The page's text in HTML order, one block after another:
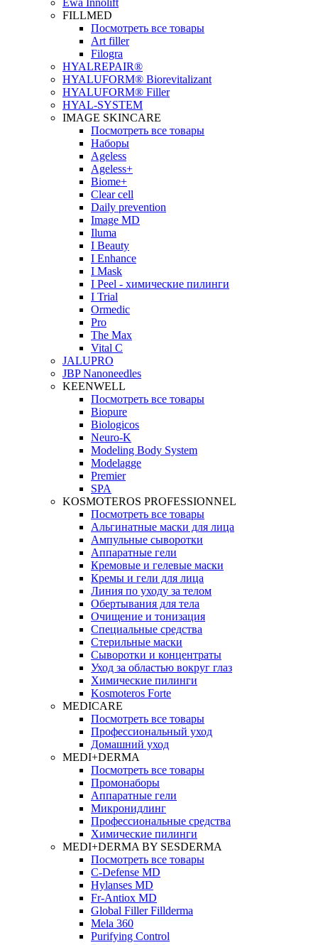
Ewa Innolift
FILLMED
Посмотреть все товары
Art filler
Filogra
НYALREPAIR®
HYALUFORM® Biorevitalizant
HYALUFORM® Filler
HYAL-SYSTEM
IMAGE SKINCARE
Посмотреть все товары
Наборы
Ageless
Ageless+
Biome+
Clear cell
Daily prevention
Image MD
Iluma
I Beauty
I Enhance
I Mask
I Peel - химические пилинги
I Trial
Ormedic
Pro
The Max
Vital C
JALUPRO
JBP Nanoneedles
KEENWELL
Посмотреть все товары
Biopure
Biologicos
Neuro‑K
Modeling Body System
Modelagge
Premier
SPA
KOSMOTEROS PROFESSIONNEL
Посмотреть все товары
Альгинатные маски для лица
Ампульные сыворотки
Аппаратные гели
Кремовые и гелевые маски
Кремы и гели для лица
Линия по уходу за телом
Обертывания для тела
Очищение и тонизация
Специальные средства
Стерильные маски
Сыворотки и концентраты
Уход за областью вокруг глаз
Химические пилинги
Kosmoteros Forte
MEDICARE
Посмотреть все товары
Профессиональный уход
Домашний уход
MEDI+DERMA
Посмотреть все товары
Промонаборы
Аппаратные гели
Микронидлинг
Профессиональные средства
Химические пилинги
MEDI+DERMA BY SESDERMA
Посмотреть все товары
C-Defense MD
Hylanses MD
Fr‑Antiox MD
Global Filler Fillderma
Mela 360
Purifying Control